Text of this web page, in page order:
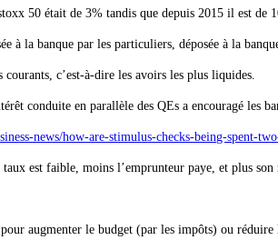
50 était de 3% tandis que depuis 2015 il est de
la banque par les particuliers, déposée à la
c’est-à-dire les avoirs les plus liquides.
conduite en parallèle des QEs a encouragé les
news/how-are-stimulus-checks-being-spent-
est faible, moins l’emprunteur paye, et plus
augmenter le budget (par les impôts) ou